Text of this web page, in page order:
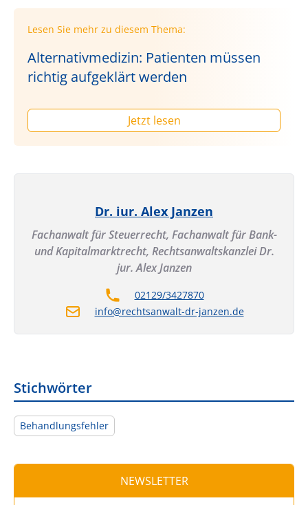
Lesen Sie mehr zu diesem Thema:
Alternativmedizin: Patienten müssen
richtig aufgeklärt werden
Jetzt lesen
Dr. iur. Alex Janzen
Fachanwalt für Steuerrecht, Fachanwalt für Bank-
und Kapitalmarktrecht, Rechtsanwaltskanzlei Dr.
jur. Alex Janzen
02129/3427870
info@rechtsanwalt-dr-janzen.de
Stichwörter
Behandlungsfehler
NEWSLETTER